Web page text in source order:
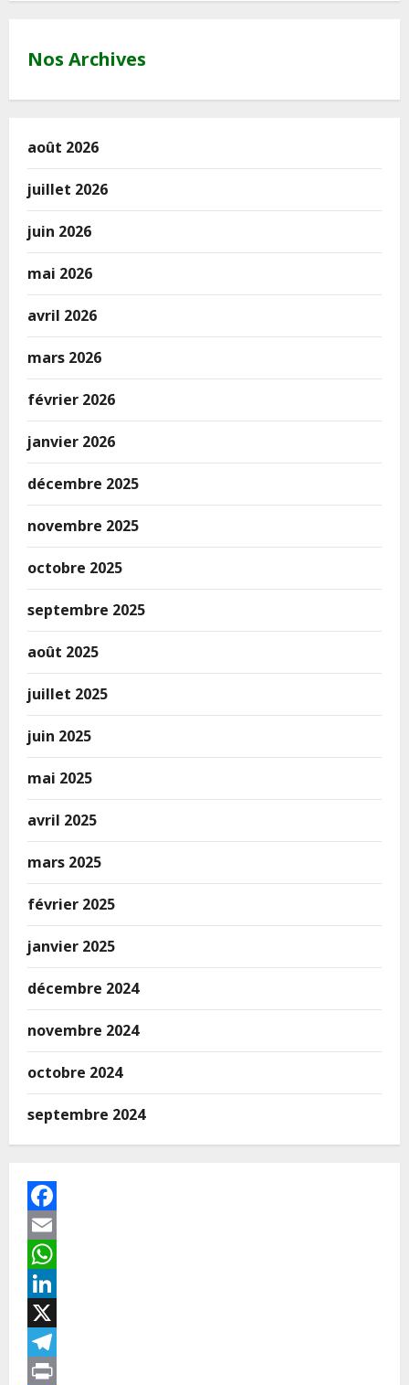
Nos Archives
août 2026
juillet 2026
juin 2026
mai 2026
avril 2026
mars 2026
février 2026
janvier 2026
décembre 2025
novembre 2025
octobre 2025
septembre 2025
août 2025
juillet 2025
juin 2025
mai 2025
avril 2025
mars 2025
février 2025
janvier 2025
décembre 2024
novembre 2024
octobre 2024
septembre 2024
Facebook
Email
WhatsApp
LinkedIn
X
Telegram